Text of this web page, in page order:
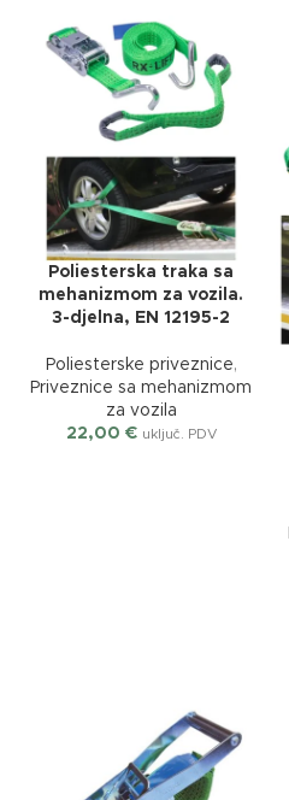
Poliesterska traka sa
mehanizmom za vozila.
3-djelna, EN 12195-2
Poliesterske priveznice,
Priveznice sa mehanizmom
za vozila
22,00 € uključ. PDV